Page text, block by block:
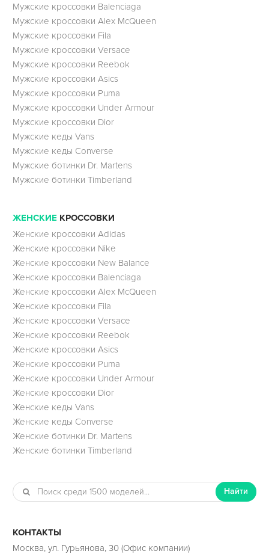
Мужские кроссовки Balenciaga
Мужские кроссовки Alex McQueen
Мужские кроссовки Fila
Мужские кроссовки Versace
Мужские кроссовки Reebok
Мужские кроссовки Asics
Мужские кроссовки Puma
Мужские кроссовки Under Armour
Мужские кроссовки Dior
Мужские кеды Vans
Мужские кеды Converse
Мужские ботинки Dr. Martens
Мужские ботинки Timberland
ЖЕНСКИЕ КРОССОВКИ
Женские кроссовки Adidas
Женские кроссовки Nike
Женские кроссовки New Balance
Женские кроссовки Balenciaga
Женские кроссовки Alex McQueen
Женские кроссовки Fila
Женские кроссовки Versace
Женские кроссовки Reebok
Женские кроссовки Asics
Женские кроссовки Puma
Женские кроссовки Under Armour
Женские кроссовки Dior
Женские кеды Vans
Женские кеды Converse
Женские ботинки Dr. Martens
Женские ботинки Timberland
Найти
КОНТАКТЫ
Москва, ул. Гурьянова, 30 (Офис компании)